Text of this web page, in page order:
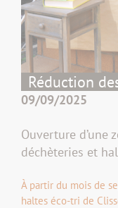
Réduction
09/09/2025
Ouverture d’une
déchèteries et
À partir du mois de
haltes éco-tri de